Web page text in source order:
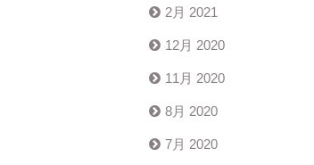
2月 2021
12月 2020
11月 2020
8月 2020
7月 2020